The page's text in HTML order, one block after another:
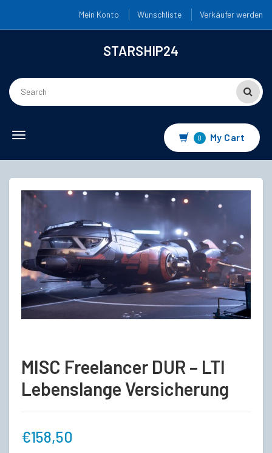
Mein Konto Wunschliste Verkäufer werden
STARSHIP24
Toggle
0 My Cart
MISC Freelancer DUR – LTI
Lebenslange Versicherung
€158,50